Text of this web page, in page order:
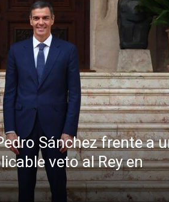
Sánchez frente a
veto al Rey en